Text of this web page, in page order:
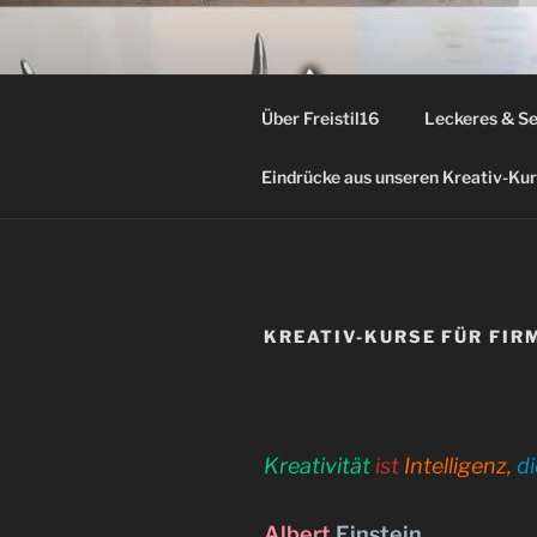
Zum
springen
Verkauf von
Über Freistil16 Leckeres &
Eindrücke aus unseren Kreativ-
KREATIV-KURSE FÜR
Kreativität ist Intelligenz,